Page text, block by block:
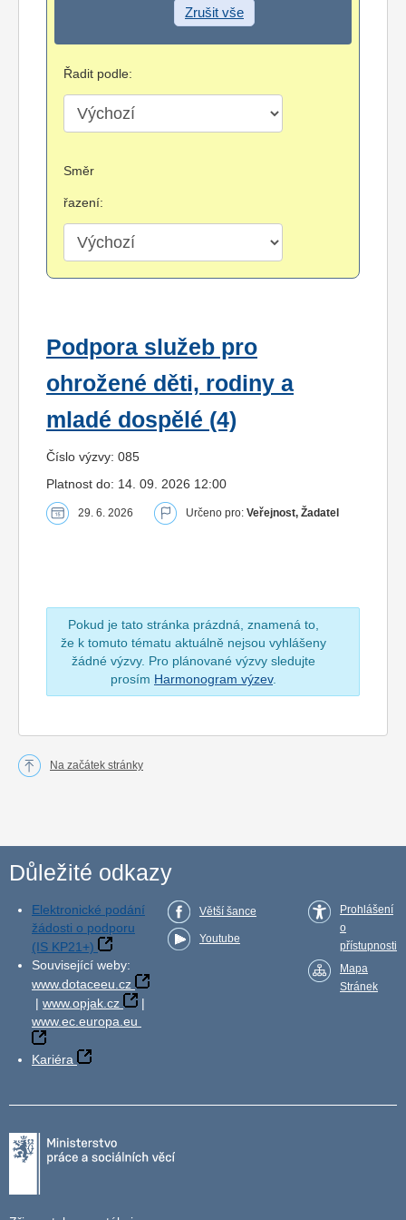
Zrušit vše
Řadit podle:
Směr
řazení:
Podpora služeb pro
ohrožené děti, rodiny a
mladé dospělé (4)
Číslo výzvy: 085
Platnost do: 14. 09. 2026 12:00
29. 6. 2026 Určeno pro: Veřejnost, Žadatel
Pokud je tato stránka prázdná, znamená to,
že k tomuto tématu aktuálně nejsou vyhlášeny
žádné výzvy. Pro plánované výzvy sledujte
prosím Harmonogram výzev.
Na začátek stránky
Důležité odkazy
Elektronické podání
žádosti o podporu
(IS KP21+)
Související weby:
www.dotaceeu.cz
| www.opjak.cz
|
www.ec.europa.eu
Kariéra
Větší šance
Youtube
Prohlášení
o
přístupnosti
Mapa
Stránek